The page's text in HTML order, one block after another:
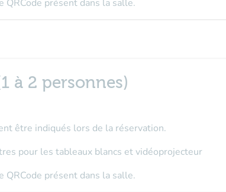
QRCode présent dans la salle.
à 2 personnes)
être indiqués lors de la réservation.
pour les tableaux blancs et vidéoprojecteur
QRCode présent dans la salle.